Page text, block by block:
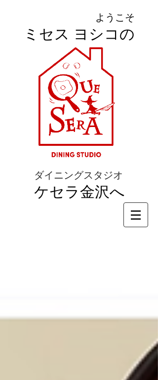
ようこそ
ミセス ヨシコの
ダイニングスタジオ
ケセラ金沢へ